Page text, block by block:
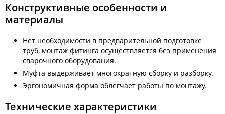
Конструктивные особенности и
материалы
Нет необходимости в предварительной подготовке
труб, монтаж фитинга осуществляется без применения
сварочного оборудования.
Муфта выдерживает многократную сборку и разборку.
Эргономичная форма облегчает работы по монтажу.
Технические характеристики